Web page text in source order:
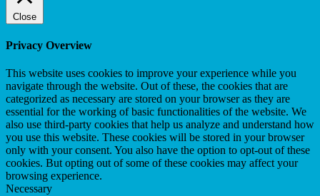
Close
Privacy Overview
This website uses cookies to improve your experience while you
navigate through the website. Out of these, the cookies that are
categorized as necessary are stored on your browser as they are
essential for the working of basic functionalities of the website. We
also use third-party cookies that help us analyze and understand how
you use this website. These cookies will be stored in your browser
only with your consent. You also have the option to opt-out of these
cookies. But opting out of some of these cookies may affect your
browsing experience.
Necessary